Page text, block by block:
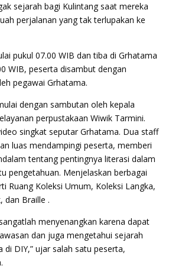
sejarah bagi Kulintang saat mereka
perjalanan yang tak terlupakan ke
pukul 07.00 WIB dan tiba di Grhatama
WIB, peserta disambut dengan
pegawai Grhatama.
dengan sambutan oleh kepala
perpustakaan Wiwik Tarmini.
singkat seputar Grhatama. Dua staff
luas mendampingi peserta, memberi
tentang pentingnya literasi dalam
pengetahuan. Menjelaskan berbagai
Ruang Koleksi Umum, Koleksi Langka,
dan Braille .
menyenangkan karena dapat
dan juga mengetahui sejarah
di DIY,” ujar salah satu peserta,